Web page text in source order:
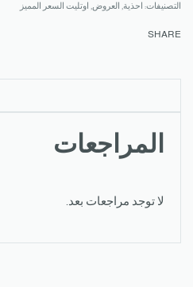
التصنيفات: احذية العروض اوتليت السعر المميز
SHARE
المراجعات
لا توجد مراجعات بعد.